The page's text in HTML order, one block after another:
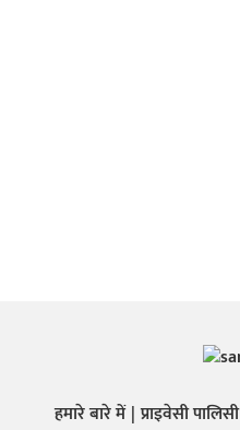
हमारे बारे में प्राइवेसी पालिसी